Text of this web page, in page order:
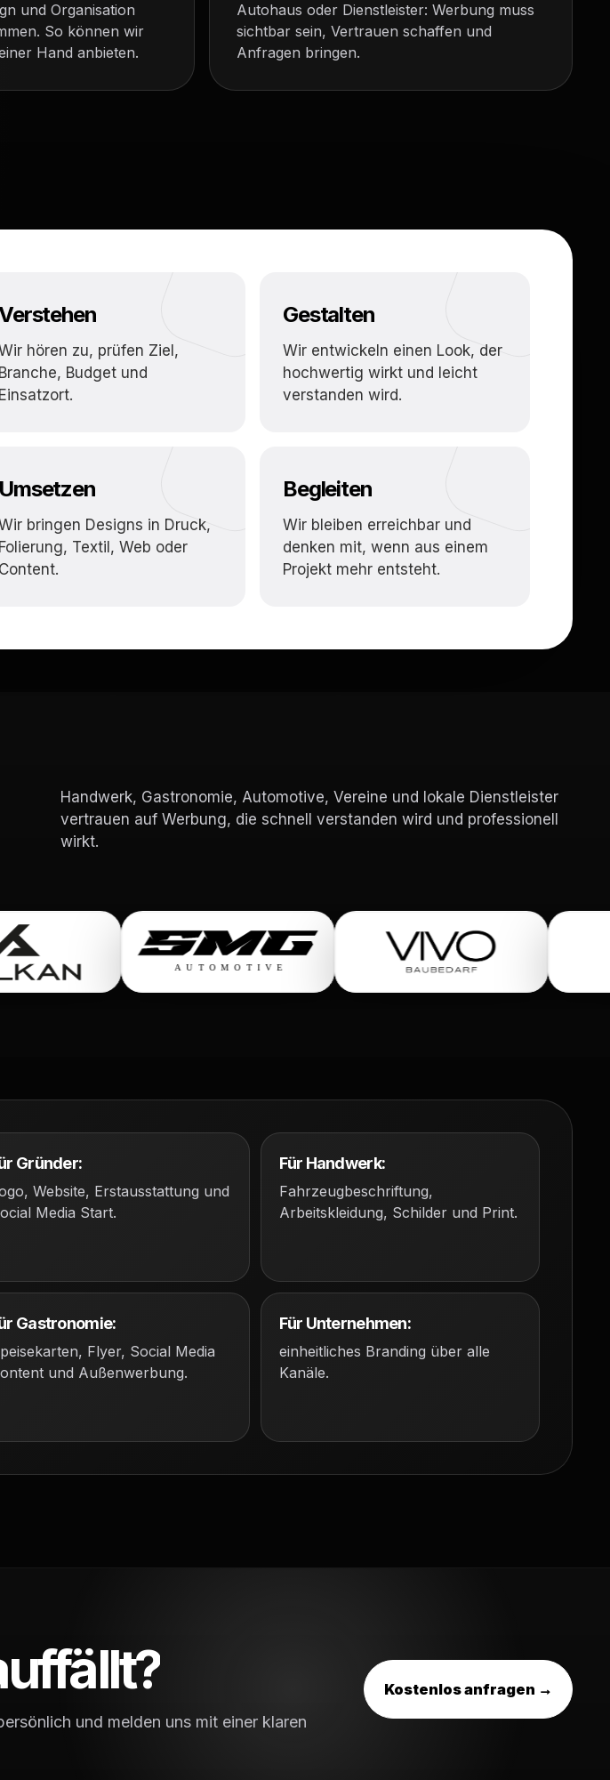
und Organisation
So können wir
Hand anbieten.
Autohaus oder Dienstleister: Werbung muss
sichtbar sein, Vertrauen schaffen und
Anfragen bringen.
hören zu, prüfen Ziel,
Branche, Budget und
Einsatzort.
Gestalten
Wir entwickeln einen Look, der
hochwertig wirkt und leicht
verstanden wird.
Umsetzen
bringen Designs in Druck,
Folierung, Textil, Web oder
Content.
Begleiten
Wir bleiben erreichbar und
denken mit, wenn aus einem
Projekt mehr entsteht.
Handwerk, Gastronomie, Automotive, Vereine und lokale Dienstleister
vertrauen auf Werbung, die schnell verstanden wird und professionell
wirkt.
Gründer:
Website, Erstausstattung und
Media Start.
Für Handwerk:
Fahrzeugbeschriftung,
Arbeitskleidung, Schilder und Print.
Gastronomie:
Flyer, Social Media
und Außenwerbung.
Für Unternehmen:
einheitliches Branding über alle
Kanäle.
und melden uns mit einer klaren
Kostenlos anfragen →